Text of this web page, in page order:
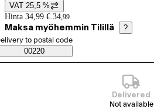
Price details
VAT 25,5 %
Hinta 34,99 €. 34,99
Maksa myöhemmin Tilillä ?
Saatavuustiedot
order method
to postal code
00220
Delivered
Not available